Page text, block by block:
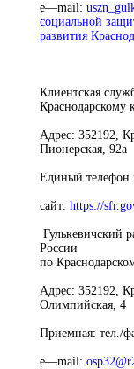
e—mail:
социальной
развития
Клиентская
Краснодарскому
Адрес: 352192,
Пионерская, 92а
Единый телефон
сайт: https://
Гулькевичский
России
по
Адрес: 352192,
Олимпийская, 4
Приемная: тел./
e—mail: